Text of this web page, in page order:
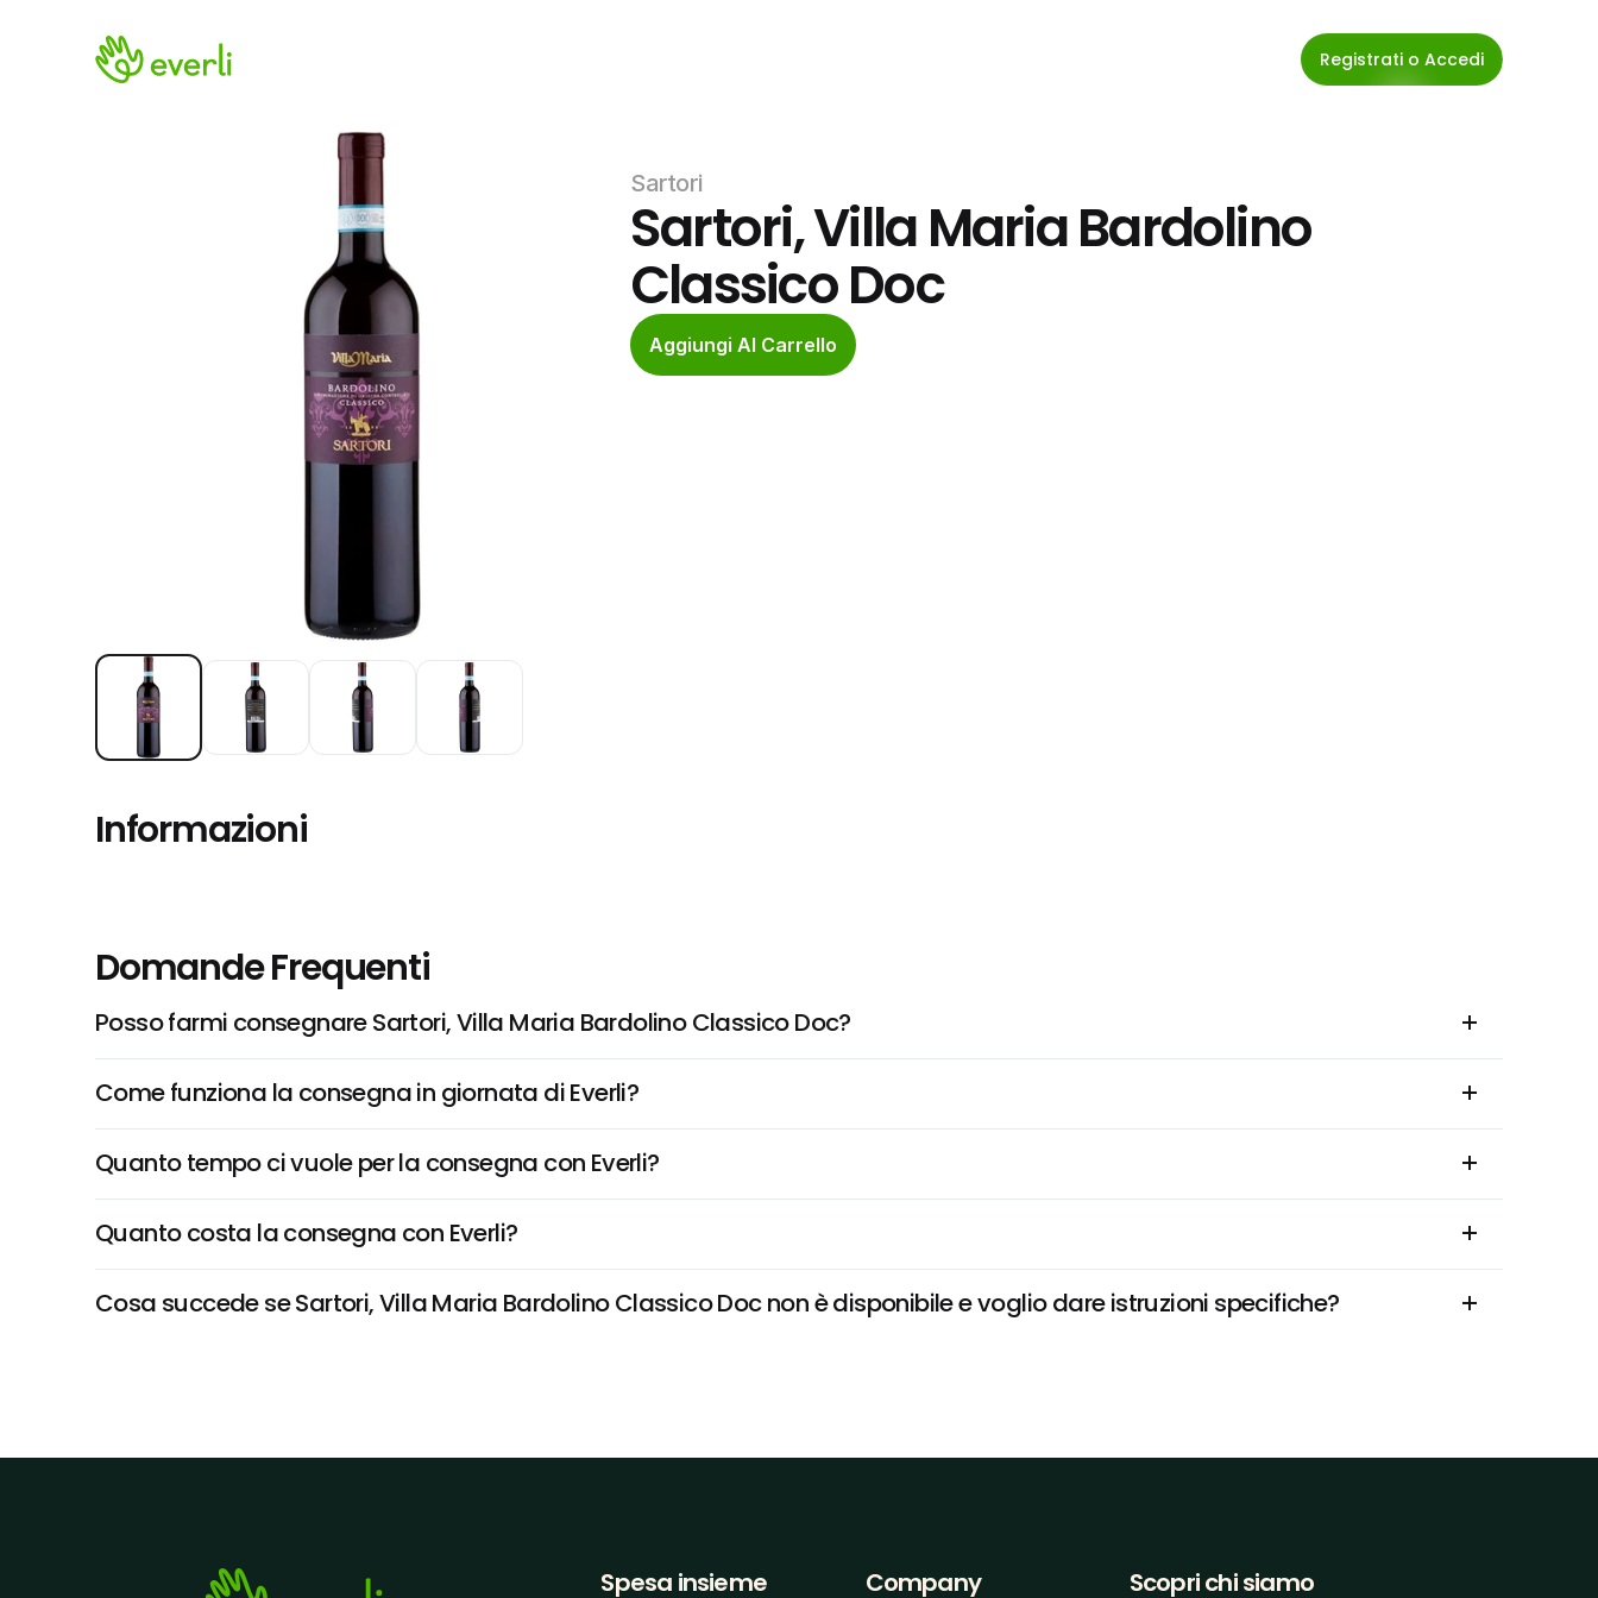
Registrati o Accedi
Sartori
Sartori, Villa Maria Bardolino
Classico Doc
Aggiungi Al Carrello
Informazioni
Domande Frequenti
Posso farmi consegnare Sartori, Villa Maria Bardolino Classico Doc?
Come funziona la consegna in giornata di Everli?
Quanto tempo ci vuole per la consegna con Everli?
Quanto costa la consegna con Everli?
Cosa succede se Sartori, Villa Maria Bardolino Classico Doc non è disponibile e voglio dare istruzioni specifiche?
Spesa insieme Company Scopri chi siamo